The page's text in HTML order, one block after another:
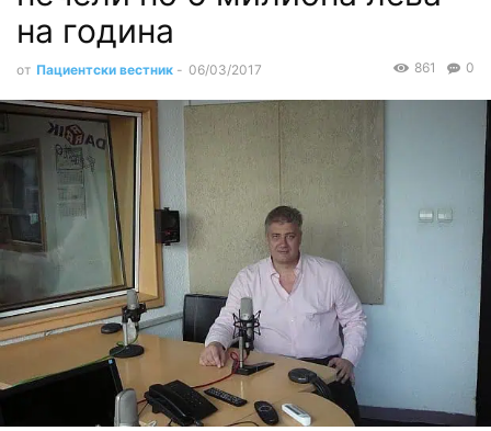
на година
от Пациентски вестник - 06/03/2017 0
861